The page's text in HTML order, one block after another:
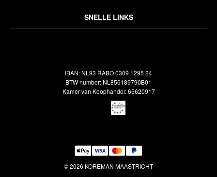
SNELLE LINKS
Inspiratie
Veelgestelde vragen
Disclaimer
Verzendbeleid
IBAN: NL93 RABO 0309 1295 24
BTW number: NL856189790B01
Kamer van Koophandel: 65620917
© 2026 KOREMAN MAASTRICHT